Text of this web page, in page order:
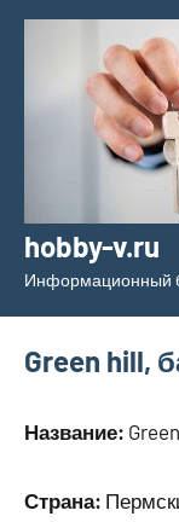
Перейти
содержимому
hobby-v.ru
Информационный
Green hill,
Название:
Страна: